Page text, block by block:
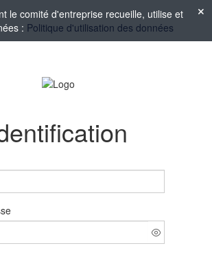
le comité d'entreprise recueille, utilise et
: Politique d'utilisation des données